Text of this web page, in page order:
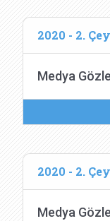
2020 - 2.
Medya
2020 - 2.
Medya